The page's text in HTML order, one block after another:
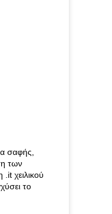
σαφής,
των
χειλικού
το